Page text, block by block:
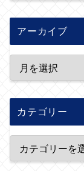
アーカイブ
カテゴリー